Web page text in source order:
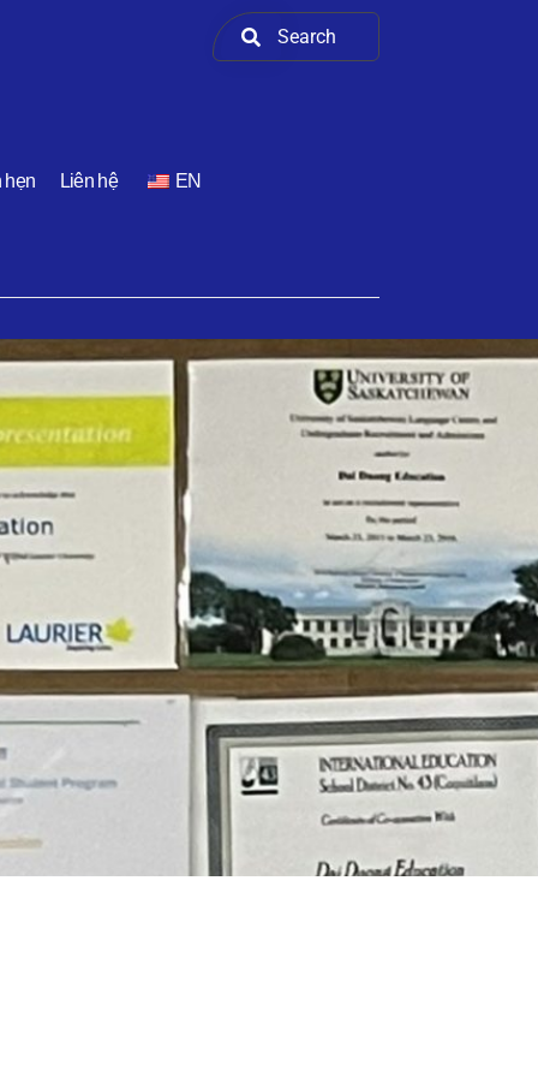
hẹn Liên hệ EN